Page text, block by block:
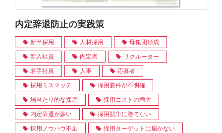
内定辞退防止の実践策
新卒採用 人材採用 母集団形成
新入社員 内定者 リクルーター
若手社員 人事 応募者
採用ミスマッチ 採用要件が不明確
場当たり的な採用 採用コストの増大
内定辞退が多い 採用競争に勝てない
採用ノウハウ不足 採用ターゲットに届かない